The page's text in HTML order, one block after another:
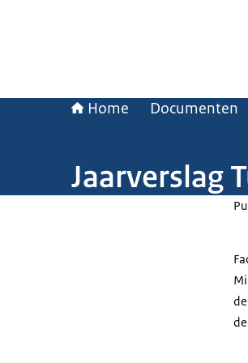
Home Documenten
Jaarverslag